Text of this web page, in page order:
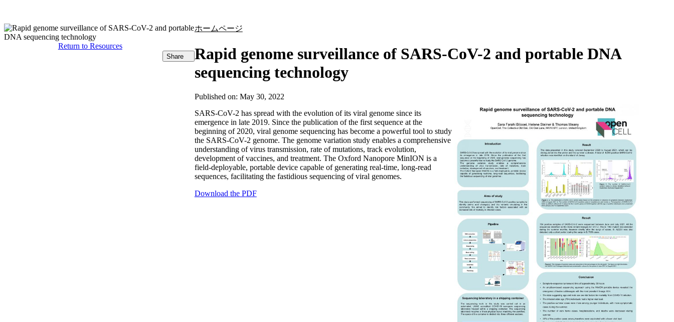
ホームページ
Rapid genome surveillance of SARS-CoV-2 and portable DNA
sequencing technology
Return to Resources
Share
Published on: May 30, 2022
SARS-CoV-2 has spread with the evolution of its viral genome since its
emergence in late 2019. Since the publication of the first sequence at the
beginning of 2020, viral genome sequencing has become a powerful tool to study
the SARS-CoV-2 genome. The genome variation study enables a comprehensive
understanding of virus transmission, rate of mutations, track evolution,
development of vaccines, and treatment. The Oxford Nanopore MinION is a
field-deployable, portable device capable of generating real-time, long-read
sequences, facilitating the fastidious sequencing of viral genomes.
Download the PDF